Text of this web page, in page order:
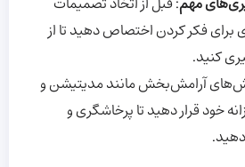
برای فکر کردن اختصاص دهید تا از
کنید.
آرامش‌بخش مانند مدیتیشن و
خود قرار دهید تا پرخاشگری و